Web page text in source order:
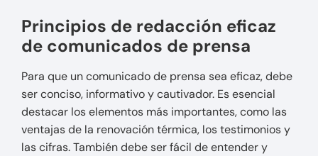
Principios de redacción eficaz
de comunicados de prensa
Para que un comunicado de prensa sea eficaz, debe
ser conciso, informativo y cautivador. Es esencial
destacar los elementos más importantes, como las
ventajas de la renovación térmica, los testimonios y
las cifras. También debe ser fácil de entender y